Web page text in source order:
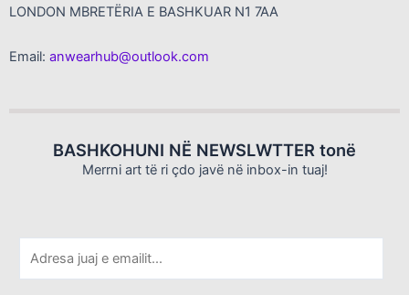
LONDON MBRETËRIA E BASHKUAR N1 7AA
Email: anwearhub@outlook.com
BASHKOHUNI NË NEWSLWTTER tonë
Merrni art të ri çdo javë në inbox-in tuaj!